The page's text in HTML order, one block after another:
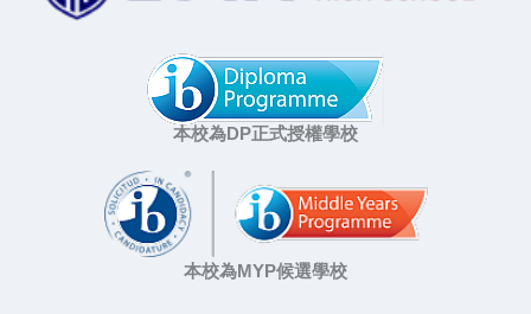
本校為DP正式授權學校
本校為MYP候選學校